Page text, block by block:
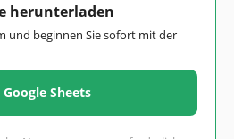
herunterladen
und beginnen Sie sofort mit der
Sheets